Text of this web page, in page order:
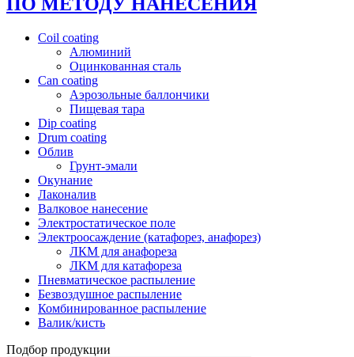
Coil coating
Алюминий
Оцинкованная сталь
Can coating
Аэрозольные баллончики
Пищевая тара
Dip coating
Drum coating
Облив
Грунт-эмали
Окунание
Лаконалив
Валковое нанесение
Электростатическое поле
Электроосаждение (катафорез, анафорез)
ЛКМ для анафореза
ЛКМ для катафореза
Пневматическое распыление
Безвоздушное распыление
Комбинированное распыление
Валик/кисть
Подбор продукции